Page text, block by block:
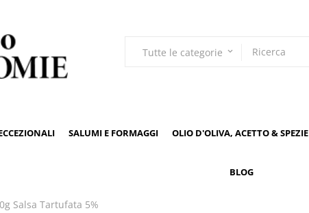
Tutte le categorie keyboard_arrow_down
SALUMI E FORMAGGI OLIO D'OLIVA, ACETTO & SPEZIE
BLOG
Salsa Tartufata 5%